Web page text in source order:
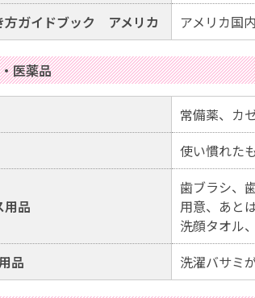
方ガイドブック アメリカ
アメリカ国
医薬品
常備薬、カ
使い慣れた
用品
歯ブラシ、
用意、あと
洗顔タオル
品 洗濯バサミ